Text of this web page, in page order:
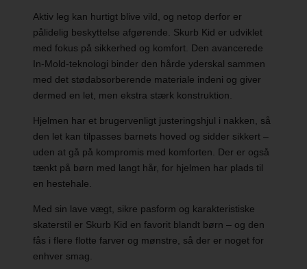
Aktiv leg kan hurtigt blive vild, og netop derfor er
pålidelig beskyttelse afgørende. Skurb Kid er udviklet
med fokus på sikkerhed og komfort. Den avancerede
In-Mold-teknologi binder den hårde yderskal sammen
med det stødabsorberende materiale indeni og giver
dermed en let, men ekstra stærk konstruktion.
Hjelmen har et brugervenligt justeringshjul i nakken, så
den let kan tilpasses barnets hoved og sidder sikkert –
uden at gå på kompromis med komforten. Der er også
tænkt på børn med langt hår, for hjelmen har plads til
en hestehale.
Med sin lave vægt, sikre pasform og karakteristiske
skaterstil er Skurb Kid en favorit blandt børn – og den
fås i flere flotte farver og mønstre, så der er noget for
enhver smag.